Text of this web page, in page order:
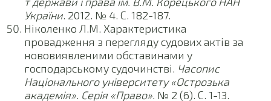
України. 2012. № 4. С. 182-187.
Ніколенко Л.М. Характеристика
провадження з перегляду судових актів за
нововиявленими обставинами у
господарському судочинстві. Часопис
Національного університету «Острозька
академія». Серія «Право». № 2 (6). С. 1-13.